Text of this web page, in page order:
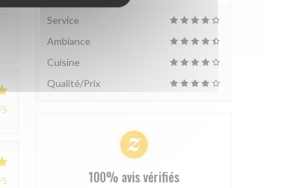
/5
/5
Service
Ambiance
Cuisine
Qualité/Prix
100% avis vérifiés